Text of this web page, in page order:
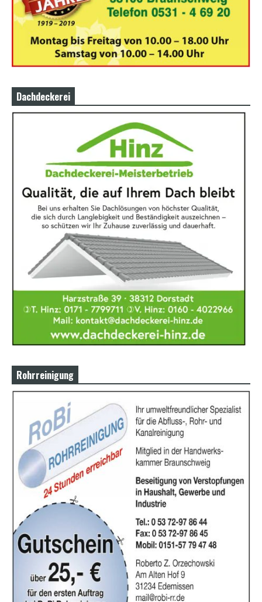
Dachdeckerei
Rohrreinigung